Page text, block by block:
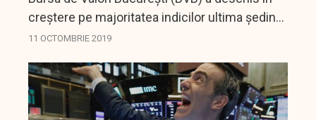
creştere pe majoritatea indicilor ultima şedinţă
din această săptămână iar valoarea
euro), după...
11 OCTOMBRIE 2019